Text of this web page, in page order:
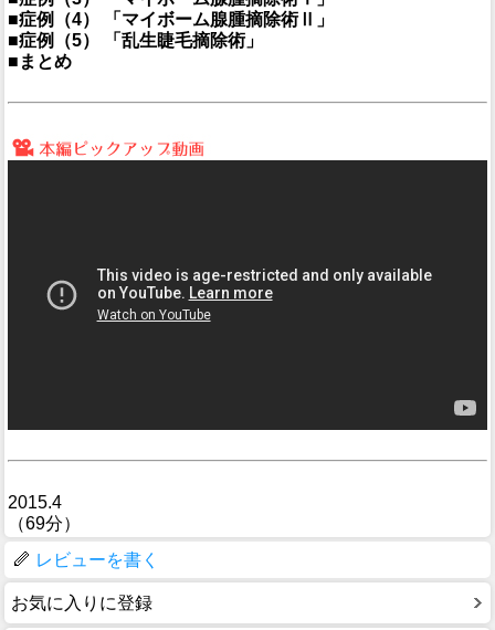
■症例（4） 「マイボーム腺腫摘除術Ⅱ」
■症例（5） 「乱生睫毛摘除術」
■まとめ
2015.4
（69分）
レビューを書く
お気に入りに登録